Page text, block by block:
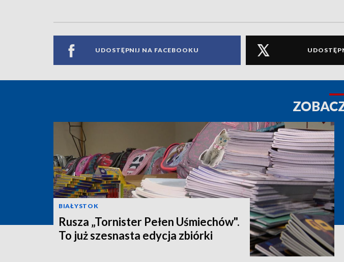
UDOSTĘPNIJ NA FACEBOOKU
BIAŁYSTOK
Rusza „Tornister Pełen Uśmiechów".
To już szesnasta edycja zbiórki